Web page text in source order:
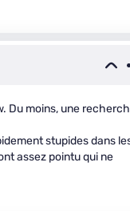
Du moins, une
stupides dans
assez pointu qui ne